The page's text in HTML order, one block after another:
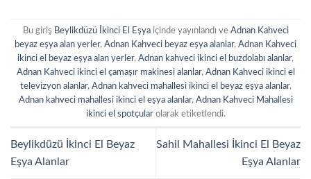
Bu giriş Beylikdüzü İkinci El Eşyaiçinde yayınlandı ve Adnan Kahveci
beyaz eşya alan yerler, Adnan Kahveci beyaz eşya alanlar, Adnan Kahveci
ikinci el beyaz eşya alan yerler, Adnan kahveci ikinci el buzdolabı alanlar,
Adnan Kahveci ikinci el çamaşır makinesi alanlar, Adnan Kahveci ikinci el
televizyon alanlar, Adnan kahveci mahallesi ikinci el beyaz eşya alanlar,
Adnan kahveci mahallesi ikinci el eşya alanlar, Adnan Kahveci Mahallesi
ikinci el spotçularolarak etiketlendi.
Beylikdüzü İkinci El Beyaz
Eşya Alanlar
Sahil Mahallesi İkinci El Beyaz
Eşya Alanlar